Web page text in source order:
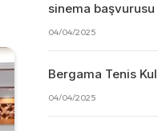
sinema
04/04/2025
Bergama Tenis
04/04/2025